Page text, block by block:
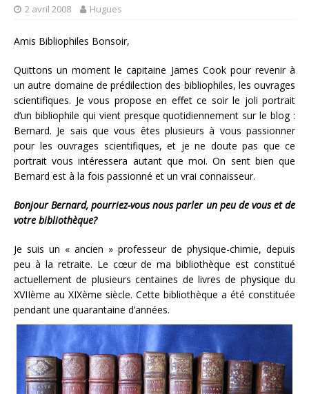
2 avril 2008 Hugues
Amis Bibliophiles Bonsoir,
Quittons un moment le capitaine James Cook pour revenir à
un autre domaine de prédilection des bibliophiles, les ouvrages
scientifiques. Je vous propose en effet ce soir le joli portrait
d’un bibliophile qui vient presque quotidiennement sur le blog :
Bernard. Je sais que vous êtes plusieurs à vous passionner
pour les ouvrages scientifiques, et je ne doute pas que ce
portrait vous intéressera autant que moi. On sent bien que
Bernard est à la fois passionné et un vrai connaisseur.
Bonjour Bernard, pourriez-vous nous parler un peu de vous et de
votre bibliothèque?
Je suis un « ancien » professeur de physique-chimie, depuis
peu à la retraite. Le cœur de ma bibliothèque est constitué
actuellement de plusieurs centaines de livres de physique du
XVIIème au XIXème siècle. Cette bibliothèque a été constituée
pendant une quarantaine d’années.